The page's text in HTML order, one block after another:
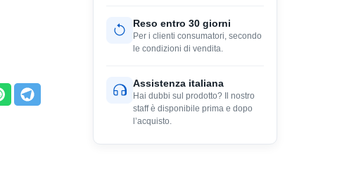
Reso entro 30 giorni
Per i clienti consumatori, secondo
le condizioni di vendita.
Assistenza italiana
Hai dubbi sul prodotto? Il nostro
staff è disponibile prima e dopo
l’acquisto.